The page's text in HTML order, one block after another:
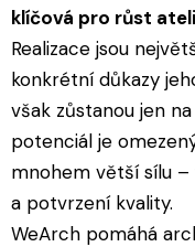
klíčová pro růst
Realizace jsou
konkrétní důkazy
však zůstanou jen
potenciál je
mnohem větší sílu –
a potvrzení kvality.
WeArch pomáhá